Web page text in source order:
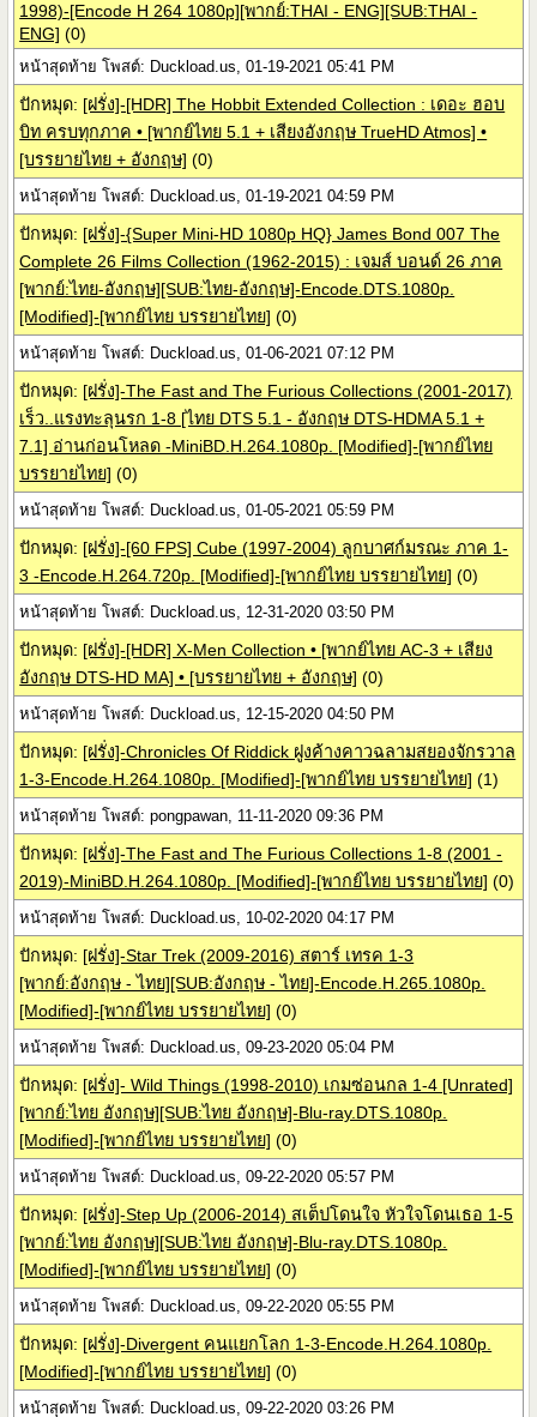
1998)-[Encode H 264 1080p][พากย์:THAI - ENG][SUB:THAI -
ENG] (0)
หน้าสุดท้าย โพสต์: Duckload.us, 01-19-2021 05:41 PM
ปักหมุด: [ฝรั่ง]-[HDR] The Hobbit Extended Collection : เดอะ ฮอบ
บิท ครบทุกภาค • [พากย์ไทย 5.1 + เสียงอังกฤษ TrueHD Atmos] •
[บรรยายไทย + อังกฤษ] (0)
หน้าสุดท้าย โพสต์: Duckload.us, 01-19-2021 04:59 PM
ปักหมุด: [ฝรั่ง]-{Super Mini-HD 1080p HQ} James Bond 007 The
Complete 26 Films Collection (1962-2015) : เจมส์ บอนด์ 26 ภาค
[พากย์:ไทย-อังกฤษ][SUB:ไทย-อังกฤษ]-Encode.DTS.1080p.
[Modified]-[พากย์ไทย บรรยายไทย] (0)
หน้าสุดท้าย โพสต์: Duckload.us, 01-06-2021 07:12 PM
ปักหมุด: [ฝรั่ง]-The Fast and The Furious Collections (2001-2017)
เร็ว..แรงทะลุนรก 1-8 [ไทย DTS 5.1 - อังกฤษ DTS-HDMA 5.1 +
7.1] อ่านก่อนโหลด -MiniBD.H.264.1080p. [Modified]-[พากย์ไทย
บรรยายไทย] (0)
หน้าสุดท้าย โพสต์: Duckload.us, 01-05-2021 05:59 PM
ปักหมุด: [ฝรั่ง]-[60 FPS] Cube (1997-2004) ลูกบาศก์มรณะ ภาค 1-
3 -Encode.H.264.720p. [Modified]-[พากย์ไทย บรรยายไทย] (0)
หน้าสุดท้าย โพสต์: Duckload.us, 12-31-2020 03:50 PM
ปักหมุด: [ฝรั่ง]-[HDR] X-Men Collection • [พากย์ไทย AC-3 + เสียง
อังกฤษ DTS-HD MA] • [บรรยายไทย + อังกฤษ] (0)
หน้าสุดท้าย โพสต์: Duckload.us, 12-15-2020 04:50 PM
ปักหมุด: [ฝรั่ง]-Chronicles Of Riddick ฝูงค้างคาวฉลามสยองจักรวาล
1-3-Encode.H.264.1080p. [Modified]-[พากย์ไทย บรรยายไทย] (1)
หน้าสุดท้าย โพสต์: pongpawan, 11-11-2020 09:36 PM
ปักหมุด: [ฝรั่ง]-The Fast and The Furious Collections 1-8 (2001 -
2019)-MiniBD.H.264.1080p. [Modified]-[พากย์ไทย บรรยายไทย] (0)
หน้าสุดท้าย โพสต์: Duckload.us, 10-02-2020 04:17 PM
ปักหมุด: [ฝรั่ง]-Star Trek (2009-2016) สตาร์ เทรค 1-3
[พากย์:อังกฤษ - ไทย][SUB:อังกฤษ - ไทย]-Encode.H.265.1080p.
[Modified]-[พากย์ไทย บรรยายไทย] (0)
หน้าสุดท้าย โพสต์: Duckload.us, 09-23-2020 05:04 PM
ปักหมุด: [ฝรั่ง]- Wild Things (1998-2010) เกมซ่อนกล 1-4 [Unrated]
[พากย์:ไทย อังกฤษ][SUB:ไทย อังกฤษ]-Blu-ray.DTS.1080p.
[Modified]-[พากย์ไทย บรรยายไทย] (0)
หน้าสุดท้าย โพสต์: Duckload.us, 09-22-2020 05:57 PM
ปักหมุด: [ฝรั่ง]-Step Up (2006-2014) สเต็ปโดนใจ หัวใจโดนเธอ 1-5
[พากย์:ไทย อังกฤษ][SUB:ไทย อังกฤษ]-Blu-ray.DTS.1080p.
[Modified]-[พากย์ไทย บรรยายไทย] (0)
หน้าสุดท้าย โพสต์: Duckload.us, 09-22-2020 05:55 PM
ปักหมุด: [ฝรั่ง]-Divergent คนแยกโลก 1-3-Encode.H.264.1080p.
[Modified]-[พากย์ไทย บรรยายไทย] (0)
หน้าสุดท้าย โพสต์: Duckload.us, 09-22-2020 03:26 PM